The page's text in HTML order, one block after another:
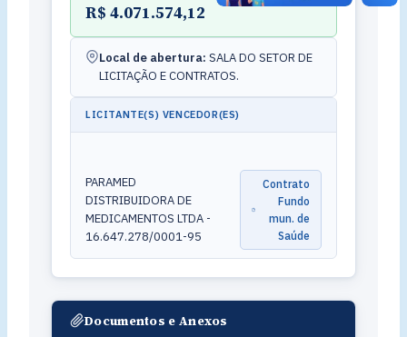
R$ 4.071.574,12
Local de abertura: SALA DO SETOR DE
LICITAÇÃO E CONTRATOS.
LICITANTE(S) VENCEDOR(ES)
PARAMED
DISTRIBUIDORA DE
MEDICAMENTOS LTDA -
16.647.278/0001-95
Contrato
Fundo
mun. de
Saúde
Documentos e Anexos